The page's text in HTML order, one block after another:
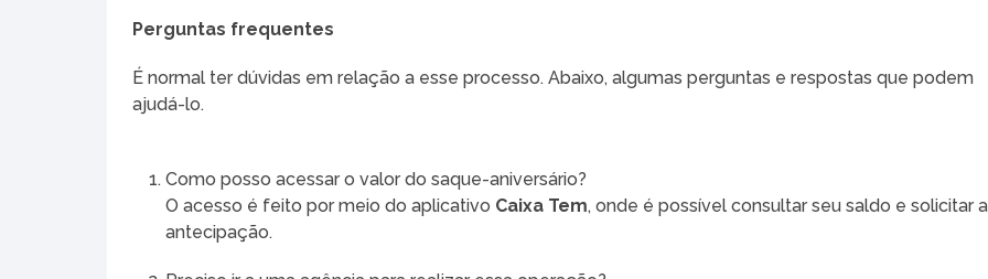
Perguntas frequentes
É normal ter dúvidas em relação a esse processo. Abaixo, algumas perguntas e respostas que podem
ajudá-lo.
Como posso acessar o valor do saque-aniversário?
O acesso é feito por meio do aplicativo Caixa Tem, onde é possível consultar seu saldo e solicitar a
antecipação.